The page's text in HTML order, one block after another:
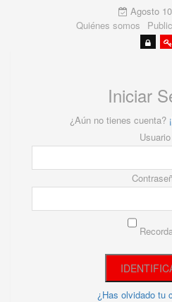
Agosto
Quiénes somos
Iniciar
¿Aún no tienes cuenta?
¿Has olvidado tu